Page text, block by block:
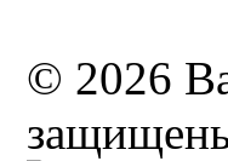
© 2026